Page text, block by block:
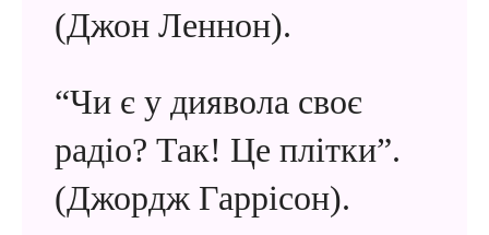
(Джон Леннон).
“Чи є у диявола своє
радіо? Так! Це плітки”.
(Джордж Гаррісон).